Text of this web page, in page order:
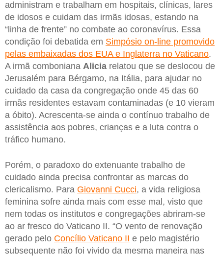
administram e trabalham em hospitais, clínicas, lares
de idosos e cuidam das irmãs idosas, estando na
“linha de frente” no combate ao coronavírus. Essa
condição foi debatida em Simpósio on-line promovido
pelas embaixadas dos EUA e Inglaterra no Vaticano.
A irmã comboniana Alicia relatou que se deslocou de
Jerusalém para Bérgamo, na Itália, para ajudar no
cuidado da casa da congregação onde 45 das 60
irmãs residentes estavam contaminadas (e 10 vieram
a óbito). Acrescenta-se ainda o contínuo trabalho de
assistência aos pobres, crianças e a luta contra o
tráfico humano.
Porém, o paradoxo do extenuante trabalho de
cuidado ainda precisa confrontar as marcas do
clericalismo. Para Giovanni Cucci, a vida religiosa
feminina sofre ainda mais com esse mal, visto que
nem todas os institutos e congregações abriram-se
ao ar fresco do Vaticano II. “O vento de renovação
gerado pelo Concílio Vaticano II e pelo magistério
subsequente não foi vivido da mesma maneira nas